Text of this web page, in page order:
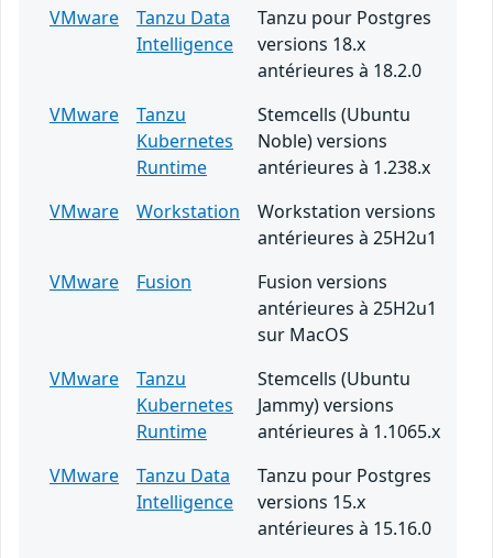
VMware
Tanzu Data
Intelligence
Tanzu pour Postgres
versions 18.x
antérieures à 18.2.0
VMware
Tanzu
Kubernetes
Runtime
Stemcells (Ubuntu
Noble) versions
antérieures à 1.238.x
VMware
Workstation
Workstation versions
antérieures à 25H2u1
VMware
Fusion
Fusion versions
antérieures à 25H2u1
sur MacOS
VMware
Tanzu
Kubernetes
Runtime
Stemcells (Ubuntu
Jammy) versions
antérieures à 1.1065.x
VMware
Tanzu Data
Intelligence
Tanzu pour Postgres
versions 15.x
antérieures à 15.16.0